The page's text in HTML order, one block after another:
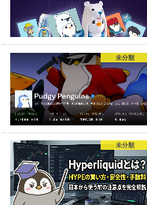
未分類
未分類